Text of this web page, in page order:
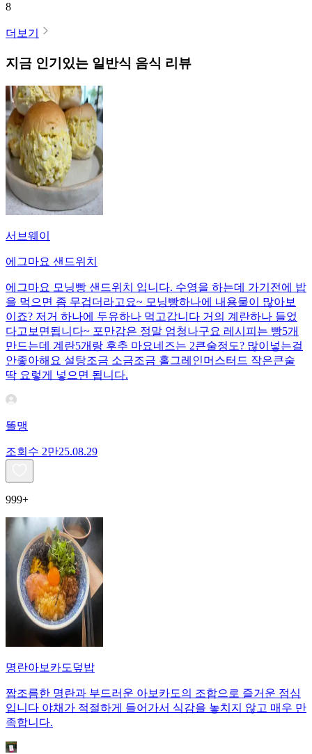
8
더보기
지금 인기있는 일반식 음식 리뷰
서브웨이
에그마요 샌드위치
에그마요 모닝빵 샌드위치 입니다. 수영을 하는데 가기전에 밥
을 먹으면 좀 무겁더라고요~ 모닝빵하나에 내용물이 많아보
이죠? 저거 하나에 두유하나 먹고갑니다 거의 계란하나 들었
다고보면됩니다~ 포만감은 정말 엄청나구요 레시피는 빵5개
만드는데 계란5개랑 후추 마요네즈는 2큰술정도? 많이넣는걸
안좋아해요 설탕조금 소금조금 홀그레인머스터드 작은큰술
딱 요렇게 넣으면 됩니다.
똘맹
조회수 2만25.08.29
999+
명란아보카도덮밥
짭조름한 명란과 부드러운 아보카도의 조합으로 즐거운 점심
입니다 야채가 적절하게 들어가서 식감을 놓치지 않고 매우 만
족합니다.